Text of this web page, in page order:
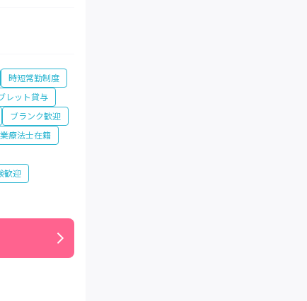
時短常勤制度
レット貸与
ブランク歓迎
療法士在籍
歓迎